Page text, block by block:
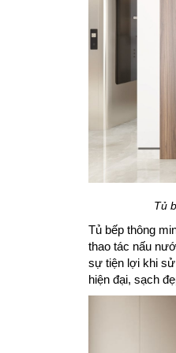
Tủ
Tủ bếp thông
thao tác nấu
sự tiện lợi khi sử
hiện đại, sạch